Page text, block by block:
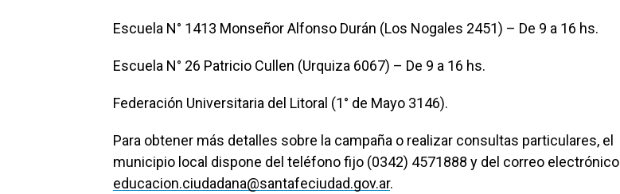
Escuela N° 1413 Monseñor Alfonso Durán (Los Nogales 2451) – De 9 a 16 hs.
Escuela N° 26 Patricio Cullen (Urquiza 6067) – De 9 a 16 hs.
Federación Universitaria del Litoral (1° de Mayo 3146).
Para obtener más detalles sobre la campaña o realizar consultas particulares, el
municipio local dispone del teléfono fijo (0342) 4571888 y del correo electrónico
educacion.ciudadana@santafeciudad.gov.ar.